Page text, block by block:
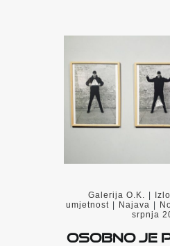
Galerija O.K. |
umjetnost | Najava |
srpnja
Osobno je